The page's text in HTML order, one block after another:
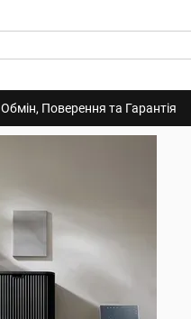
Обмін, Поверення та Гарантія